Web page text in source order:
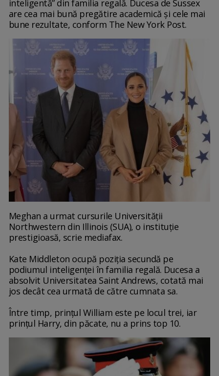
inteligentă” din familia regală. Ducesa de Sussex
are cea mai bună pregătire academică şi cele mai
bune rezultate, conform The New York Post.
Meghan a urmat cursurile Universităţii
Northwestern din Illinois (SUA), o instituţie
prestigioasă, scrie mediafax.
Kate Middleton ocupă poziţia secundă pe
podiumul inteligenţei în familia regală. Ducesa a
absolvit Universitatea Saint Andrews, cotată mai
jos decât cea urmată de către cumnata sa.
Între timp, prinţul William este pe locul trei, iar
prinţul Harry, din păcate, nu a prins top 10.